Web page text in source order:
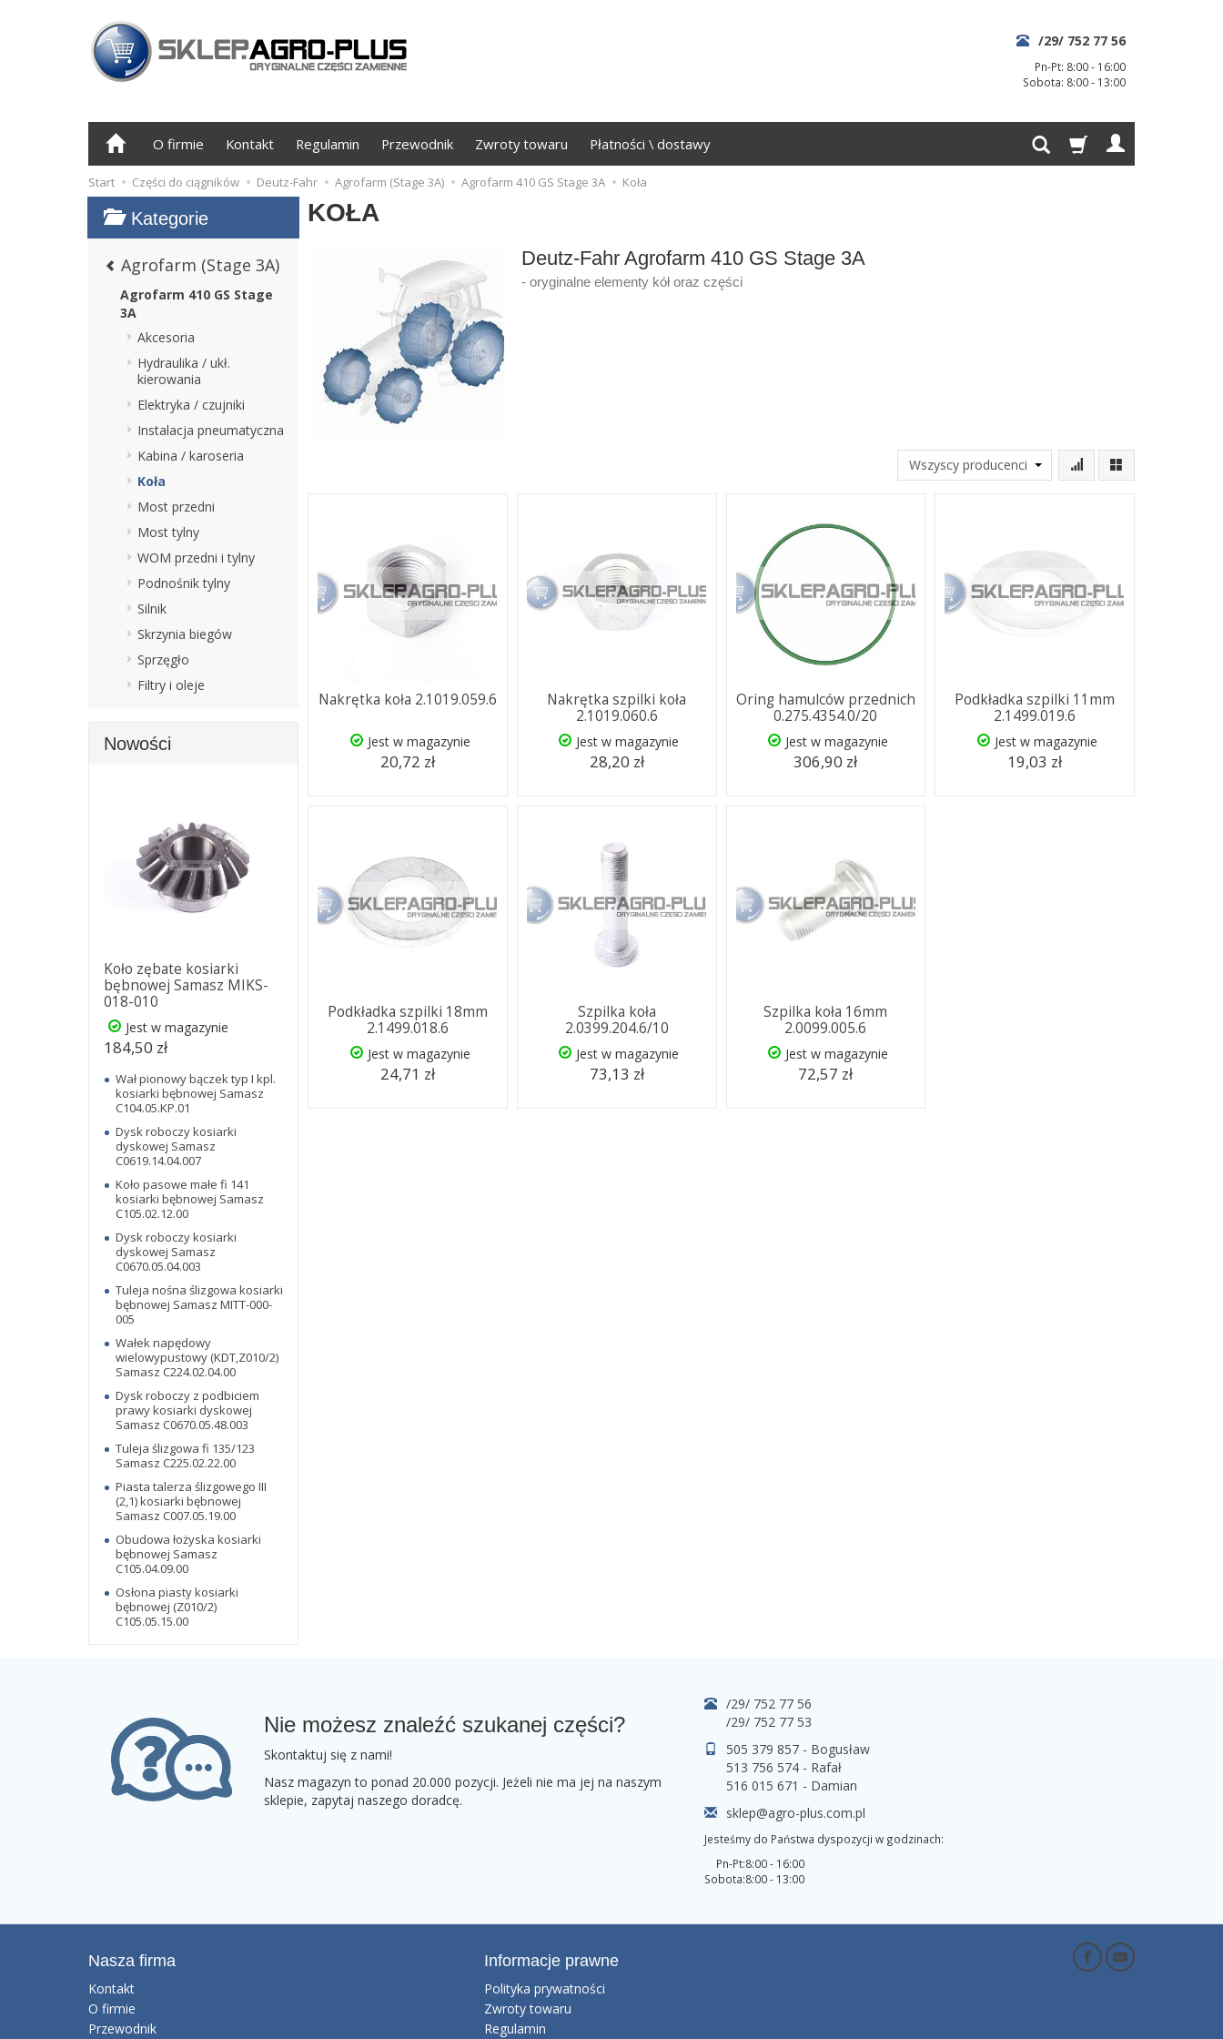
/29/ 752 77 56
Pn-Pt: 8:00 - 16:00
Sobota: 8:00 - 13:00
O firmie Kontakt Regulamin Przewodnik Zwroty towaru Płatności \ dostawy
Start Części do ciągników Deutz-Fahr Agrofarm (Stage 3A) Agrofarm 410 GS Stage 3A Koła
KOŁA
Deutz-Fahr Agrofarm 410 GS Stage 3A
- oryginalne elementy kół oraz części
Nakrętka koła 2.1019.059.6
Jest w magazynie
20,72 zł
Nakrętka szpilki koła
2.1019.060.6
Jest w magazynie
28,20 zł
Oring hamulców przednich
0.275.4354.0/20
Jest w magazynie
306,90 zł
Podkładka szpilki 11mm
2.1499.019.6
Jest w magazynie
19,03 zł
Podkładka szpilki 18mm
2.1499.018.6
Jest w magazynie
24,71 zł
Szpilka koła
2.0399.204.6/10
Jest w magazynie
73,13 zł
Szpilka koła 16mm
2.0099.005.6
Jest w magazynie
72,57 zł
Kategorie
Agrofarm (Stage 3A)
Agrofarm 410 GS Stage
3A
Akcesoria
Hydraulika / ukł.
kierowania
Elektryka / czujniki
Instalacja pneumatyczna
Kabina / karoseria
Koła
Most przedni
Most tylny
WOM przedni i tylny
Podnośnik tylny
Silnik
Skrzynia biegów
Sprzęgło
Filtry i oleje
Nowości
Koło zębate kosiarki
bębnowej Samasz MIKS-
018-010
Jest w magazynie
184,50 zł
Wał pionowy bączek typ I kpl.
kosiarki bębnowej Samasz
C104.05.KP.01
Dysk roboczy kosiarki
dyskowej Samasz
C0619.14.04.007
Koło pasowe małe fi 141
kosiarki bębnowej Samasz
C105.02.12.00
Dysk roboczy kosiarki
dyskowej Samasz
C0670.05.04.003
Tuleja nośna ślizgowa kosiarki
bębnowej Samasz MITT-000-
005
Wałek napędowy
wielowypustowy (KDT,Z010/2)
Samasz C224.02.04.00
Dysk roboczy z podbiciem
prawy kosiarki dyskowej
Samasz C0670.05.48.003
Tuleja ślizgowa fi 135/123
Samasz C225.02.22.00
Piasta talerza ślizgowego III
(2,1) kosiarki bębnowej
Samasz C007.05.19.00
Obudowa łożyska kosiarki
bębnowej Samasz
C105.04.09.00
Osłona piasty kosiarki
bębnowej (Z010/2)
C105.05.15.00
Nie możesz znaleźć szukanej części?
Skontaktuj się z nami!
Nasz magazyn to ponad 20.000 pozycji. Jeżeli nie ma jej na naszym
sklepie, zapytaj naszego doradcę.
/29/ 752 77 56
/29/ 752 77 53
505 379 857 - Bogusław
513 756 574 - Rafał
516 015 671 - Damian
sklep@agro-plus.com.pl
Jesteśmy do Państwa dyspozycji w godzinach:
Pn-Pt:
Sobota:
8:00 - 16:00
8:00 - 13:00
Nasza firma
Kontakt
O firmie
Przewodnik
Informacje prawne
Polityka prywatności
Zwroty towaru
Regulamin